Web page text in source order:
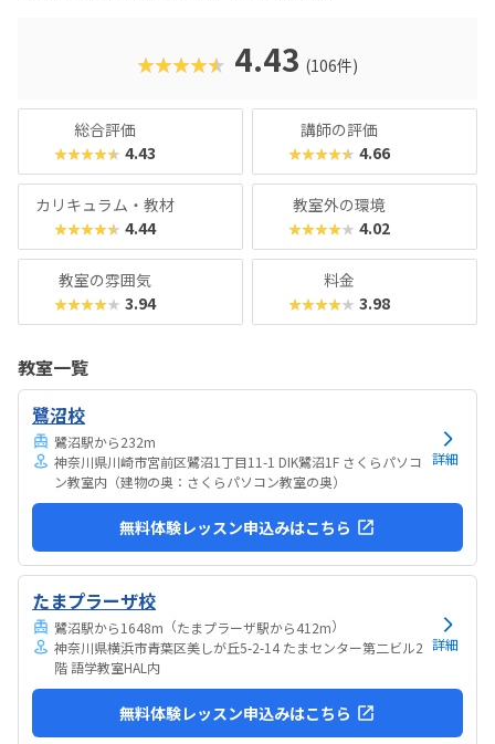
★★★★★ 4.43 (106件)
総合評価
★★★★★ 4.43
講師の評価
★★★★★ 4.66
カリキュラム・教材
★★★★★ 4.44
教室外の環境
★★★★★ 4.02
教室の雰囲気
★★★★★ 3.94
料金
★★★★★ 3.98
教室一覧
鷺沼校
鷺沼駅から232m
神奈川県川崎市宮前区鷺沼1丁目11-1 DIK鷺沼1F さくらパソコ
ン教室内（建物の奥：さくらパソコン教室の奥）
詳細
無料体験レッスン申込みはこちら
たまプラーザ校
鷺沼駅から1648m （たまプラーザ駅から412m）
神奈川県横浜市青葉区美しが丘5-2-14 たまセンター第二ビル2
階 語学教室HAL内
詳細
無料体験レッスン申込みはこちら